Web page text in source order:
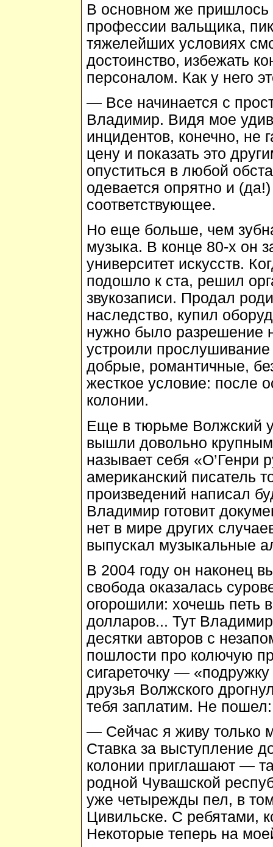
В основном же пришлось
профессии вальщика,
тяжелейших условиях
достоинство, избежать
персоналом. Как у него
— Все начинается с
Владимир. Видя мое
инцидентов, конечно, не
цену и показать это
опуститься в любой
одевается опрятно и
соответствующее.
Но еще больше, чем
музыка. В конце 80-х он
университет искусств.
подошло к ста, решил
звукозаписи. Продал
наследство, купил
нужно было разрешение
устроили
добрые, романтичные,
жесткое условие: после
колонии.
Еще в тюрьме Волжский
вышли довольно
называет себя «О’Генри
американский писатель
произведений написал
Владимир готовит
нет в мире других
выпускал музыкальные
В 2004 году он наконец
свобода оказалась
огорошили: хочешь петь
долларов... Тут
десятки авторов с
пошлости про колючую
сигареточку —
друзья Волжского
тебя заплатим. Не пошел:
— Сейчас я живу только
Ставка за выступление
колонии приглашают —
родной Чувашской
уже четырежды пел, в
Цивильске. С ребятами,
Некоторые теперь на